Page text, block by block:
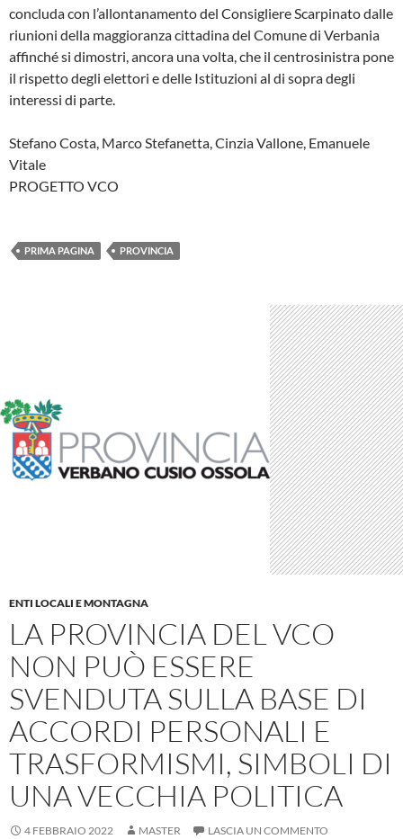
concluda con l’allontanamento del Consigliere Scarpinato dalle
riunioni della maggioranza cittadina del Comune di Verbania
affinché si dimostri, ancora una volta, che il centrosinistra pone
il rispetto degli elettori e delle Istituzioni al di sopra degli
interessi di parte.
Stefano Costa, Marco Stefanetta, Cinzia Vallone, Emanuele
Vitale
PROGETTO VCO
PRIMA PAGINA PROVINCIA
ENTI LOCALI E MONTAGNA
LA PROVINCIA DEL VCO
NON PUÒ ESSERE
SVENDUTA SULLA BASE DI
ACCORDI PERSONALI E
TRASFORMISMI, SIMBOLI DI
UNA VECCHIA POLITICA
4 FEBBRAIO 2022 MASTER LASCIA UN COMMENTO